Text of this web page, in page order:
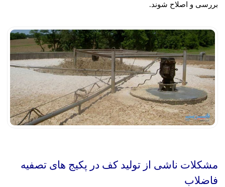
بررسی و اصلاح شوند.
مشکلات ناشی از تولید کف در پکیج های تصفیه
فاضلاب